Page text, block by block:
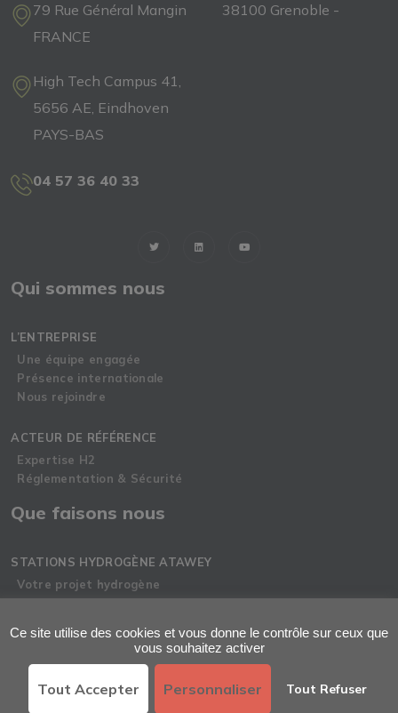
79 Rue Général Mangin 38100 Grenoble -
FRANCE
High Tech Campus 41,
5656 AE, Eindhoven
PAYS-BAS
04 57 36 40 33
Qui sommes nous
L’ENTREPRISE
Une équipe engagée
Présence internationale
Nous rejoindre
ACTEUR DE RÉFÉRENCE
Expertise H2
Réglementation & Sécurité
Que faisons nous
STATIONS HYDROGÈNE ATAWEY
Votre projet hydrogène
Stations hydrogène Atawey
Carte des stations hydrogène
Ce site utilise des cookies et vous donne le contrôle sur ceux que
vous souhaitez activer
Tout Accepter Tout Refuser
Personnaliser